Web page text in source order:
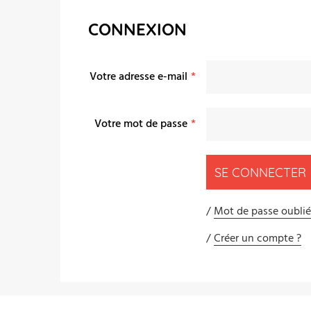
CONNEXION
Votre adresse e-mail
Votre mot de passe
SE CONNECTER
Mot de passe
Créer un compte ?